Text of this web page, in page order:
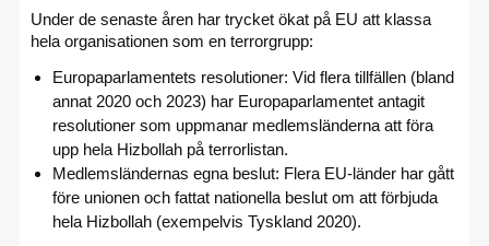
Under de senaste åren har trycket ökat på EU att klassa
hela organisationen som en terrorgrupp:
Europaparlamentets resolutioner: Vid flera tillfällen (bland
annat 2020 och 2023) har Europaparlamentet antagit
resolutioner som uppmanar medlemsländerna att föra
upp hela Hizbollah på terrorlistan.
Medlemsländernas egna beslut: Flera EU-länder har gått
före unionen och fattat nationella beslut om att förbjuda
hela Hizbollah (exempelvis Tyskland 2020).